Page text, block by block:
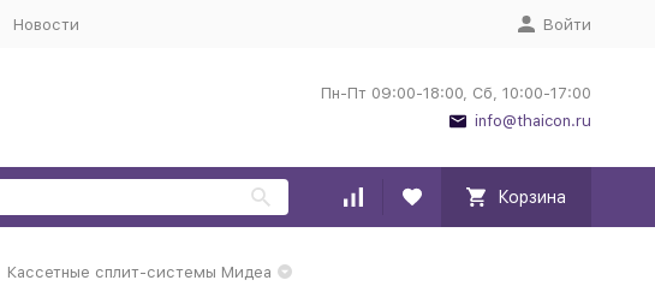
Новости Войти
Пн-Пт 09:00-18:00, Сб, 10:00-17:00
info@thaicon.ru
Корзина
Кассетные сплит-системы Мидеа